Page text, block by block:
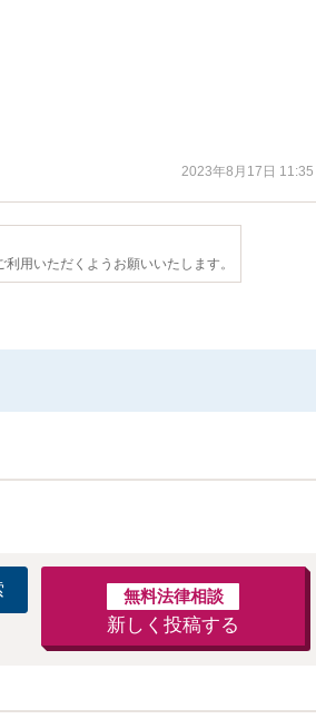
2023年8月17日 11:35
用いただくようお願いいたします。
無料法律相談
新しく投稿する